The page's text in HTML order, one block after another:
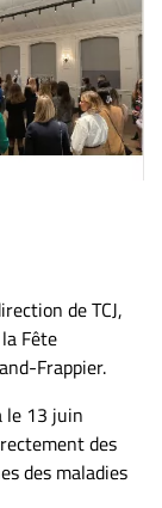
de TCJ,
Fête
Frappier.
le 13 juin
des
des maladies